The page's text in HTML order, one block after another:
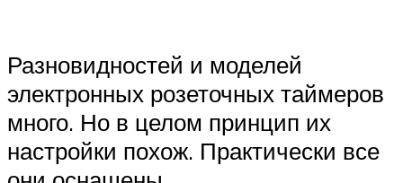
Разновидностей и моделей
электронных розеточных таймеров
много. Но в целом принцип их
настройки похож. Практически все